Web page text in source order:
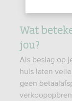
Wat
jou?
Als beslag op
huis laten
geen